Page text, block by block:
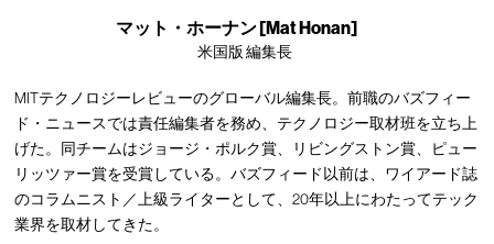
マット・ホーナン [Mat Honan]
米国版 編集長
MITテクノロジーレビューのグローバル編集長。前職のバズフィー
ド・ニュースでは責任編集者を務め、テクノロジー取材班を立ち上
げた。同チームはジョージ・ポルク賞、リビングストン賞、ピュー
リッツァー賞を受賞している。バズフィード以前は、ワイアード誌
のコラムニスト／上級ライターとして、20年以上にわたってテック
業界を取材してきた。